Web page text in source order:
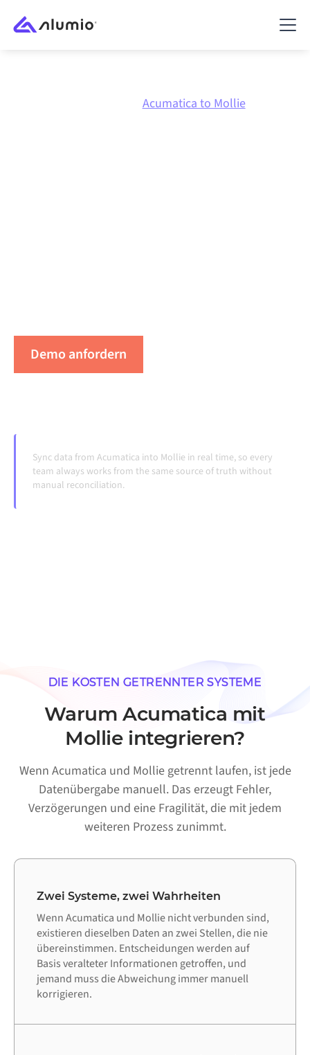
Acumatica to Mollie
Demo anfordern
Sync data from Acumatica into Mollie in real time, so every
team always works from the same source of truth without
manual reconciliation.
DIE KOSTEN GETRENNTER SYSTEME
Warum Acumatica mit
Mollie integrieren?
Wenn Acumatica und Mollie getrennt laufen, ist jede
Datenübergabe manuell. Das erzeugt Fehler,
Verzögerungen und eine Fragilität, die mit jedem
weiteren Prozess zunimmt.
Zwei Systeme, zwei Wahrheiten
Wenn Acumatica und Mollie nicht verbunden sind,
existieren dieselben Daten an zwei Stellen, die nie
übereinstimmen. Entscheidungen werden auf
Basis veralteter Informationen getroffen, und
jemand muss die Abweichung immer manuell
korrigieren.